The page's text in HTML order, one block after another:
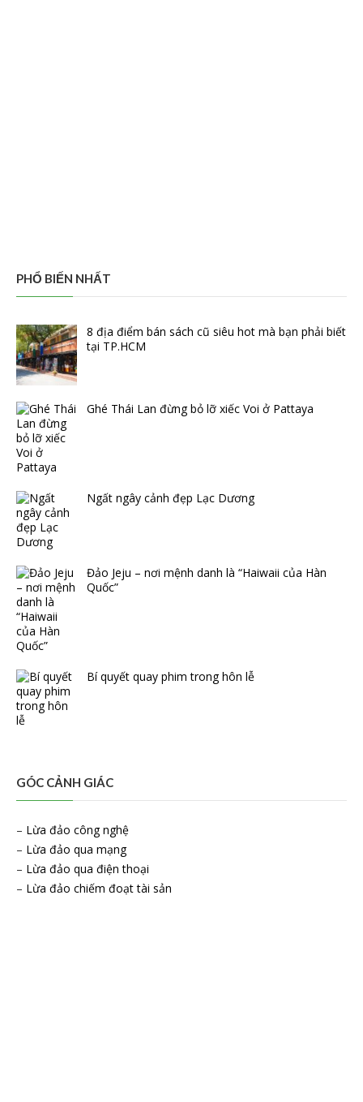
PHỔ BIẾN NHẤT
8 địa điểm bán sách cũ siêu hot mà bạn phải biết
tại TP.HCM
Ghé Thái Lan đừng bỏ lỡ xiếc Voi ở Pattaya
Ngất ngây cảnh đẹp Lạc Dương
Đảo Jeju – nơi mệnh danh là “Haiwaii của Hàn
Quốc”
Bí quyết quay phim trong hôn lễ
GÓC CẢNH GIÁC
– Lừa đảo công nghệ
– Lừa đảo qua mạng
– Lừa đảo qua điện thoại
– Lừa đảo chiếm đoạt tài sản